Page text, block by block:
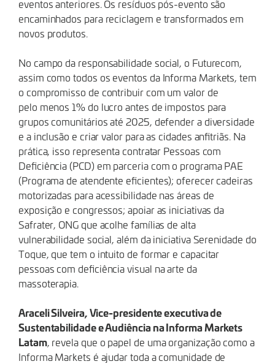
eventos anteriores. Os resíduos pós-evento são
encaminhados para reciclagem e transformados em
novos produtos.
No campo da responsabilidade social, o Futurecom,
assim como todos os eventos da Informa Markets, tem
o compromisso de contribuir com um valor de
pelo menos 1% do lucro antes de impostos para
grupos comunitários até 2025, defender a diversidade
e a inclusão e criar valor para as cidades anfitriãs. Na
prática, isso representa contratar Pessoas com
Deficiência (PCD) em parceria com o programa PAE
(Programa de atendente eficientes); oferecer cadeiras
motorizadas para acessibilidade nas áreas de
exposição e congressos; apoiar as iniciativas da
Safrater, ONG que acolhe famílias de alta
vulnerabilidade social, além da iniciativa Serenidade do
Toque, que tem o intuito de formar e capacitar
pessoas com deficiência visual na arte da
massoterapia.
Araceli Silveira, Vice-presidente executiva de
Sustentabilidade e Audiência na Informa Markets
Latam, revela que o papel de uma organização como a
Informa Markets é ajudar toda a comunidade de